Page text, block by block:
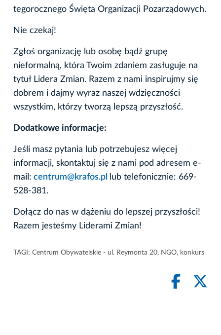
tegorocznego Święta Organizacji Pozarządowych.
Nie czekaj!
Zgłoś organizację lub osobę bądź grupę
nieformalną, która Twoim zdaniem zasługuje na
tytuł Lidera Zmian. Razem z nami inspirujmy się
dobrem i dajmy wyraz naszej wdzięczności
wszystkim, którzy tworzą lepszą przyszłość.
Dodatkowe informacje:
Jeśli masz pytania lub potrzebujesz więcej
informacji, skontaktuj się z nami pod adresem e-
mail: centrum@krafos.pl
lub telefonicznie: 669-
528-381.
Dołącz do nas w dążeniu do lepszej przyszłości!
Razem jesteśmy Liderami Zmian!
TAGI: Centrum Obywatelskie - ul. Reymonta 20, NGO, konkurs